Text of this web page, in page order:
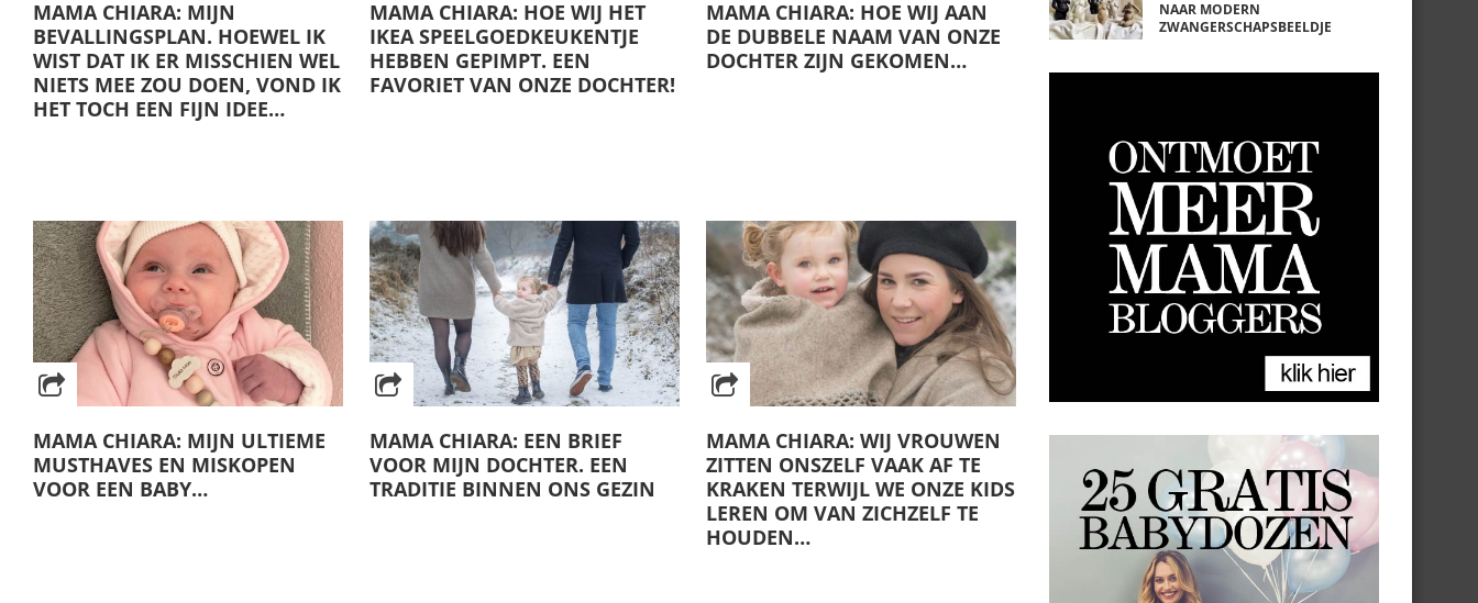
MAMA CHIARA: MIJN
BEVALLINGSPLAN. HOEWEL IK
WIST DAT IK ER MISSCHIEN WEL
NIETS MEE ZOU DOEN, VOND IK
HET TOCH EEN FIJN IDEE…
MAMA CHIARA: HOE WIJ HET
IKEA SPEELGOEDKEUKENTJE
HEBBEN GEPIMPT. EEN
FAVORIET VAN ONZE DOCHTER!
MAMA CHIARA: HOE WIJ AAN
DE DUBBELE NAAM VAN ONZE
DOCHTER ZIJN GEKOMEN…
MAMA CHIARA: MIJN ULTIEME
MUSTHAVES EN MISKOPEN
VOOR EEN BABY…
MAMA CHIARA: EEN BRIEF
VOOR MIJN DOCHTER. EEN
TRADITIE BINNEN ONS GEZIN
MAMA CHIARA: WIJ VROUWEN
ZITTEN ONSZELF VAAK AF TE
KRAKEN TERWIJL WE ONZE KIDS
LEREN OM VAN ZICHZELF TE
HOUDEN…
NAAR MODERN
ZWANGERSCHAPSBEELDJE